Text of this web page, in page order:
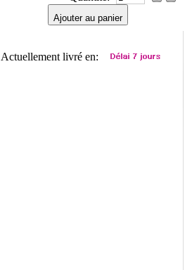
Ajouter au panier
Actuellement livré en: